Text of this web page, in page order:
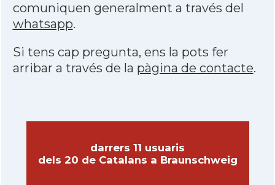
comuniquen generalment a través del
whatsapp.
Si tens cap pregunta, ens la pots fer
arribar a través de la pàgina de contacte.
darrers 11 usuaris
dels 20 de Catalans a Braunschweig